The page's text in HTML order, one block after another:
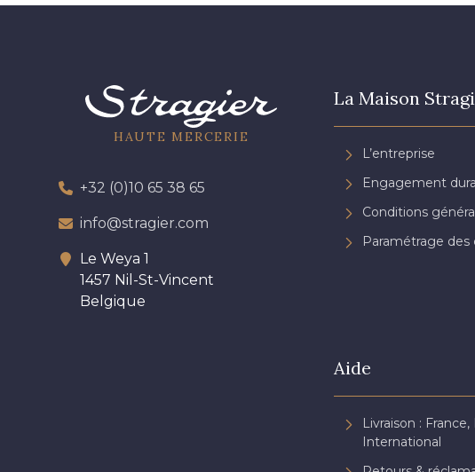
HAUTE MERCERIE
+32 (0)10 65 38 65
info@stragier.com
Le Weya 1
1457 Nil-St-Vincent
Belgique
La Maison
L’entreprise
Engagement
Conditions
Paramétrage des
Aide
Livraison :
International